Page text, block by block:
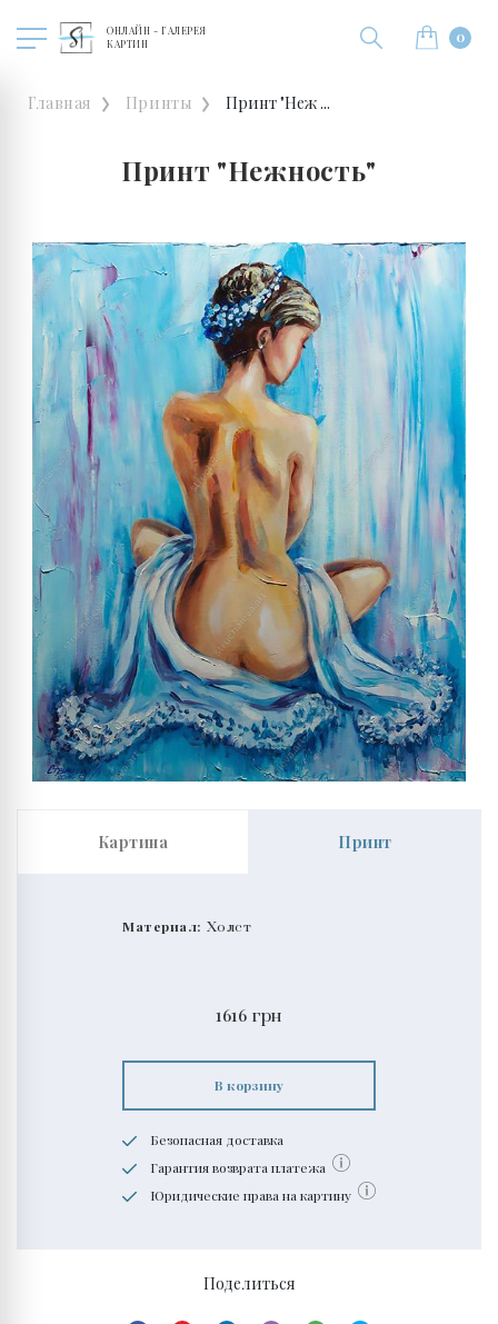
ОНЛАЙН - ГАЛЕРЕЯ
КАРТИН
0
Главная Принты Принт "Неж ...
Принт "Нежность"
Картина Принт
Материал: Холст
1616 грн
В корзину
Безопасная доставка
Гарантия возврата платежа
Юридические права на картину
Поделиться